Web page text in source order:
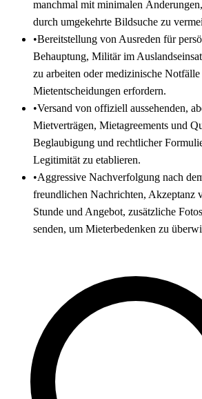
manchmal mit minimalen
durch umgekehrte Bildsuche zu
•Bereitstellung von Ausreden für
Behauptung, Militär im
zu arbeiten oder medizinische
Mietentscheidungen erfordern.
•Versand von offiziell aussehenden,
Mietverträgen, Mietagreements und
Beglaubigung und rechtlicher
Legitimität zu etablieren.
•Aggressive Nachverfolgung nach
freundlichen Nachrichten, Akzeptanz
Stunde und Angebot, zusätzliche
senden, um Mieterbedenken zu